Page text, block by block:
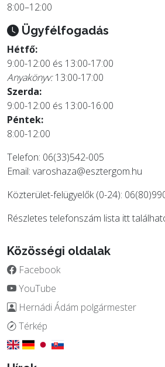
8:00–12:00
Ügyfélfogadás
Hétfő:
9:00-12:00 és 13:00-17:00
Anyakönyv:13:00-17:00
Szerda:
9:00-12:00 és 13:00-16:00
Péntek:
8:00-12:00
Telefon: 06(33)542-005
Email: varoshaza@esztergom.hu
Közterület-felügyelők (0-24):
Részletes telefonszám lista itt
Közösségi oldalak
Facebook
YouTube
Hernádi Ádám polgármester
Térkép